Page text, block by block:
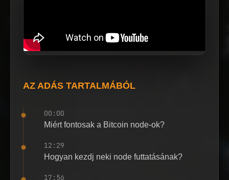
AZ ADÁS TARTALMÁBÓL
00:00
Miért fontosak a Bitcoin node-ok?
12:29
Hogyan kezdj neki node futtatásának?
17:56